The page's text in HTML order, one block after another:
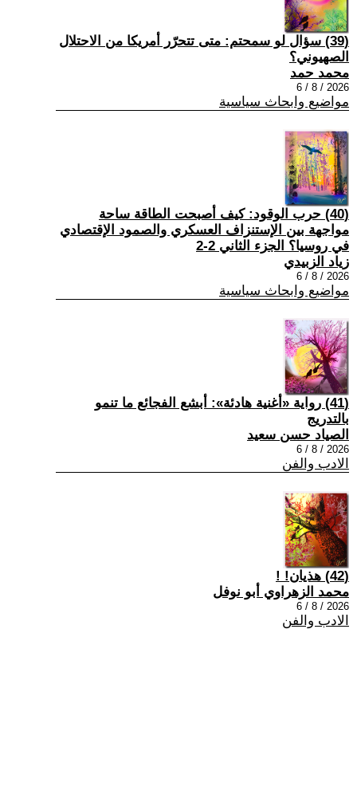
(39) سؤال لو سمحتم: متى تتحرّر أمريكا من الاحتلال
الصهيوني؟
محمد حمد
2026 / 8 / 6
مواضيع وابحاث سياسية
(40) حرب الوقود: كيف أصبحت الطاقة ساحة
مواجهة بين الإستنزاف العسكري والصمود الإقتصادي
في روسيا؟ الجزء الثاني 2-2
زياد الزبيدي
2026 / 8 / 6
مواضيع وابحاث سياسية
(41) رواية «أغنية هادئة»: أبشع الفجائع ما تنمو
بالتدريج
الصياد حسن سعيد
2026 / 8 / 6
الادب والفن
(42) هذيان! !
محمد الزهراوي أبو نوفل
2026 / 8 / 6
الادب والفن